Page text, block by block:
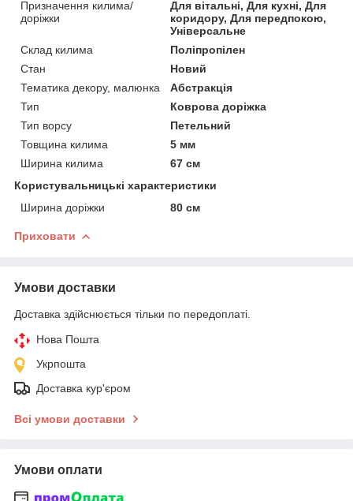
Призначення килима/
доріжки
Для вітальні, Для кухні, Для
коридору, Для передпокою,
Універсальне
Склад килима
Поліпропілен
Стан
Новий
Тематика декору, малюнка
Абстракція
Тип
Коврова доріжка
Тип ворсу
Петельний
Товщина килима
5 мм
Ширина килима
67 см
Користувальницькі характеристики
Ширина доріжки
80 см
Приховати
Умови доставки
Доставка здійснюється тільки по передоплаті.
Нова Пошта
Укрпошта
Доставка кур'єром
Всі умови доставки
Умови оплати